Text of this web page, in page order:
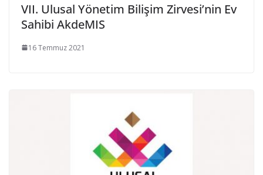
VII. Ulusal Yönetim Bilişim Zirvesi’nin Ev
Sahibi AkdeMIS
16 Temmuz 2021